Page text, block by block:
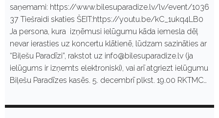
saņemami: https://www.bilesuparadize.lv/lv/event/1036
37 Tiešraidi skaties ŠEIT:https://youtu.be/kC_1ukq4LB0
Ja persona, kura izņēmusi ielūgumu kāda iemesla dēļ
nevar ierasties uz koncertu klātienē, lūdzam sazināties ar
“Biļešu Paradīzi”, rakstot uz info@bilesuparadize.lv (ja
ielūgums ir izņemts elektroniski), vai arī atgriezt ielūgumu
Biļešu Paradīzes kasēs. 5. decembrī plkst. 19.00 RKTMC…